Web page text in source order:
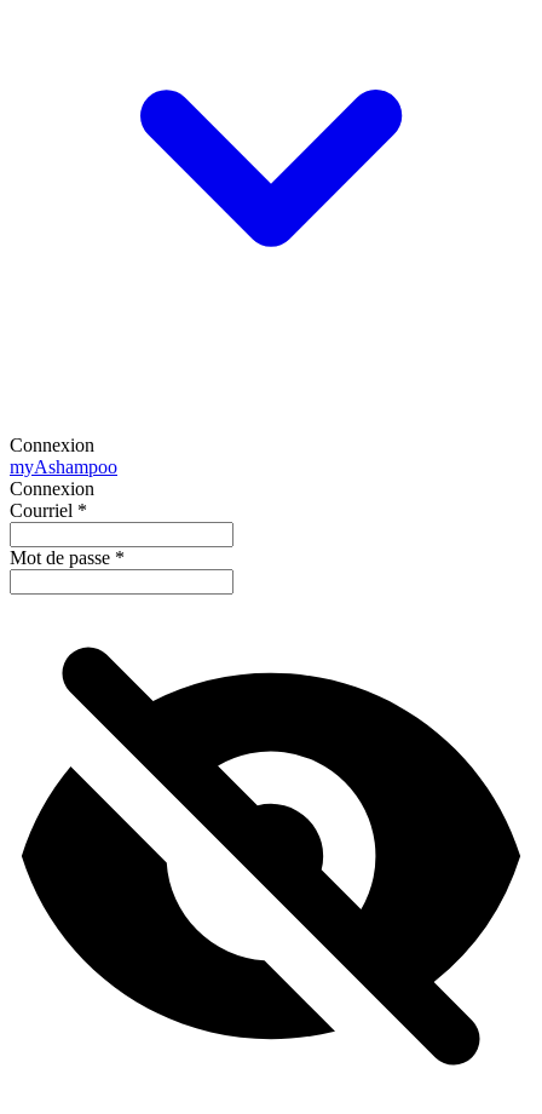
Connexion
myAshampoo
Connexion
Courriel *
Mot de passe *